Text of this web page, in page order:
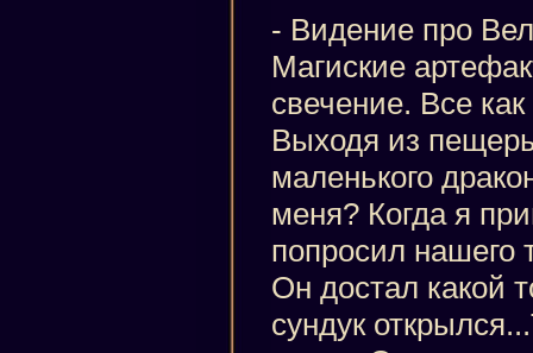
- Видение про
Магиские
свечение. Все
Выходя из
маленького
меня? Когда я
попросил нашего
Он достал какой
сундук